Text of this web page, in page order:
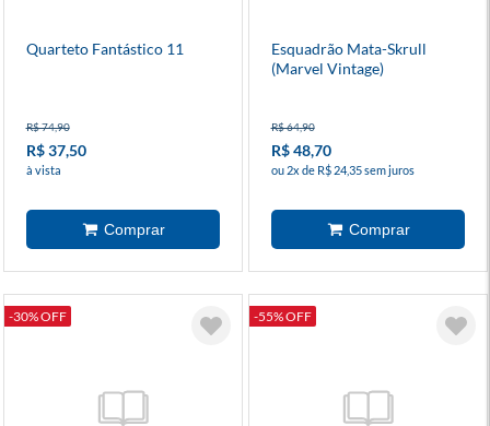
Quarteto Fantástico 11
R$ 74,90
R$ 37,50
à vista
Esquadrão Mata-Skrull
(Marvel Vintage)
R$ 64,90
R$ 48,70
ou 2x de R$ 24,35 sem juros
-30% OFF -55% OFF